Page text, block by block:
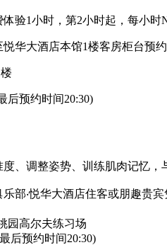
验1小时，第2小时起，每小时
华大酒店本馆1楼客房柜台预约
后预约时间20:30)
、调整姿势、训练肌肉记忆，
部‧悦华大酒店住客或朋趣贵
园高尔夫练习场
后预约时间20:30)